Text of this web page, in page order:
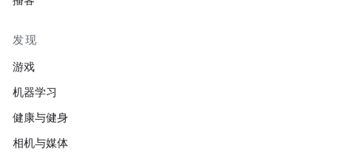
发现
游戏
机器学习
健康与健身
相机与媒体